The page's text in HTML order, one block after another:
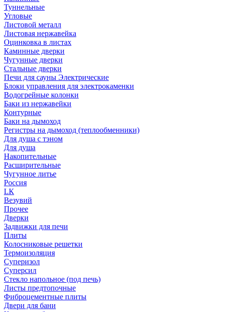
Туннельные
Угловые
Листовой металл
Листовая нержавейка
Оцинковка в листах
Каминные дверки
Чугунные дверки
Стальные дверки
Печи для сауны Электрические
Блоки управления для электрокаменки
Водогрейные колонки
Баки из нержавейки
Контурные
Баки на дымоход
Регистры на дымоход (теплообменники)
Для душа с тэном
Для душа
Накопительные
Расширительные
Чугунное литье
Россия
LК
Везувий
Прочее
Дверки
Задвижки для печи
Плиты
Колосниковые решетки
Термоизоляция
Суперизол
Суперсил
Стекло напольное (под печь)
Листы предтопочные
Фиброцементные плиты
Двери для бани